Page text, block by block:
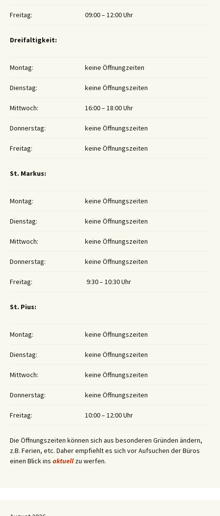
Freitag: 09:00 – 12:00 Uhr
Dreifaltigkeit:
Montag: keine Öffnungzeiten
Dienstag: keine Öffnungszeiten
Mittwoch: 16:00 – 18:00 Uhr
Donnerstag: keine Öffnungszeiten
Freitag: keine Öffnungszeiten
St. Markus:
Montag: keine Öffnungszeiten
Dienstag: keine Öffnungszeiten
Mittwoch: keine Öffnungszeiten
Donnerstag: keine Öffnungszeiten
Freitag: 9:30 – 10:30 Uhr
St. Pius:
Montag: keine Öffnungszeiten
Dienstag: keine Öffnungszeiten
Mittwoch: keine Öffnungszeiten
Donnerstag: keine Öffnungszeiten
Freitag: 10:00 – 12:00 Uhr
Die Öffnungszeiten können sich aus besonderen Gründen ändern,
z.B. Ferien, etc. Daher empfiehlt es sich vor Aufsuchen der Büros
einen Blick ins aktuell zu werfen.